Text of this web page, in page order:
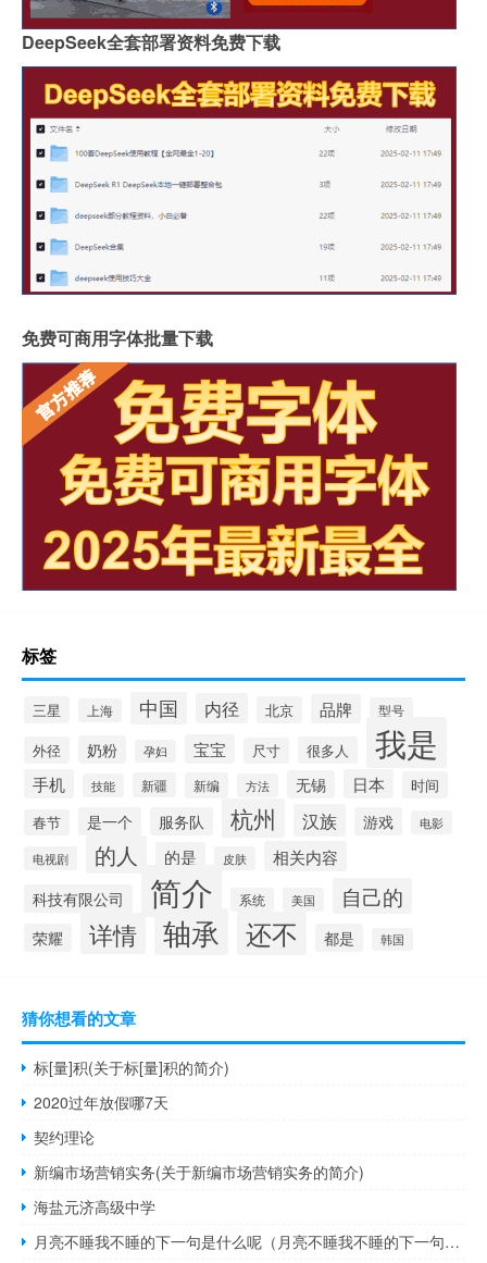
DeepSeek全套部署资料免费下载
免费可商用字体批量下载
标签
三星 上海 中国 内径 北京 品牌 型号
外径 奶粉 孕妇 宝宝 尺寸 很多人 我是
手机 技能 新疆 新编 方法 无锡 日本 时间
春节 是一个 服务队 杭州 汉族 游戏 电影
电视剧 的人 的是 皮肤 相关内容
科技有限公司 简介 系统 美国 自己的
荣耀 详情 轴承 还不 都是 韩国
猜你想看的文章
标[量]积(关于标[量]积的简介)
2020过年放假哪7天
契约理论
新编市场营销实务(关于新编市场营销实务的简介)
海盐元济高级中学
月亮不睡我不睡的下一句是什么呢（月亮不睡我不睡的下一句是什么呢）